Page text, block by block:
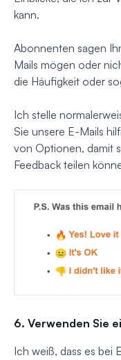
kann.
Abonnenten sagen
Mails mögen oder
die Häufigkeit oder
Ich stelle
Sie unsere E-Mails
von Optionen, damit
Feedback teilen
6. Verwenden Sie
Ich weiß, dass es bei